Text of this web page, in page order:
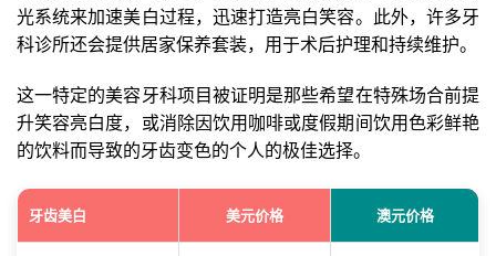
光系统来加速美白过程，迅速打造亮白笑容。此外，许多牙
科诊所还会提供居家保养套装，用于术后护理和持续维护。
这一特定的美容牙科项目被证明是那些希望在特殊场合前提
升笑容亮白度，或消除因饮用咖啡或度假期间饮用色彩鲜艳
的饮料而导致的牙齿变色的个人的极佳选择。
牙齿美白 美元价格 澳元价格